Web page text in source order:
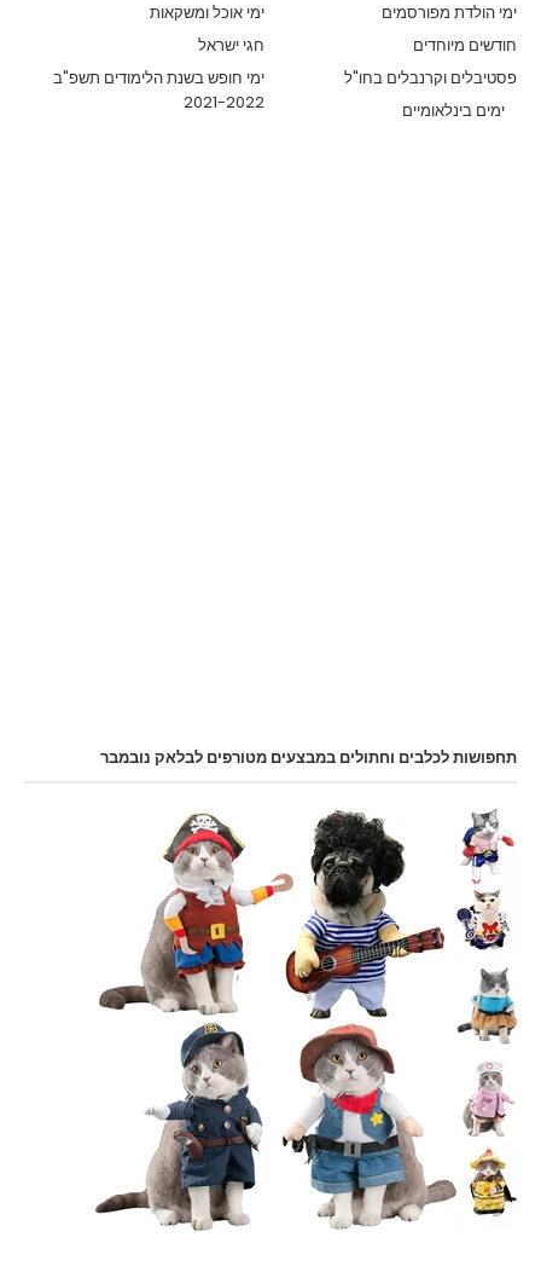
ימי אוכל ומשקאות
ימי הולדת מפורסמים
חגי ישראל
חודשים מיוחדים
ימי חופש בשנת הלימודים תשפ"ב
2021-2022
פסטיבלים וקרנבלים בחו"ל
ימים בינלאומיים
תחפושות לכלבים וחתולים במבצעים מטורפים לבלאק נובמבר